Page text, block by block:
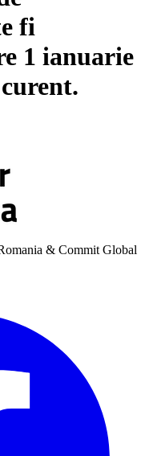
fi
1 ianuarie
& Commit Global